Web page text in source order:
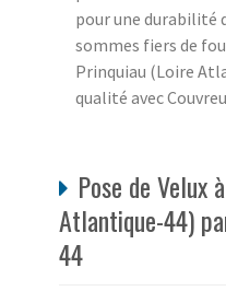
pour une durabilité
sommes fiers de
Prinquiau (Loire
qualité avec
Pose de Velux
Atlantique-44)
44